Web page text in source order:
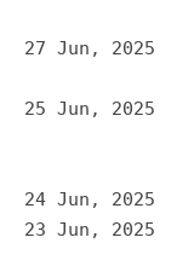
27 Jun, 2025
25 Jun, 2025
24 Jun, 2025
23 Jun, 2025